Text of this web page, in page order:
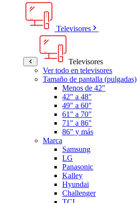
Televisores
Televisores
Ver todo en televisores
Tamaño de pantalla (pulgadas)
Menos de 42"
42" a 48"
49" a 60"
61" a 70"
71" a 86"
86" y más
Marca
Samsung
LG
Panasonic
Kalley
Hyundai
Challenger